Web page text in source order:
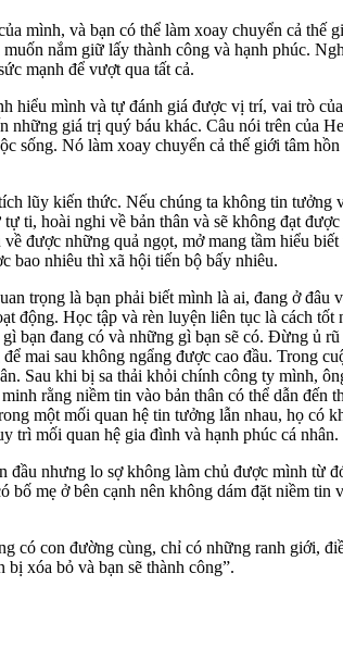
mình, và bạn có thể làm xoay chuyển cả thế
nắm giữ lấy thành công và hạnh phúc.
mạnh để vượt qua tất cả.
hiểu mình và tự đánh giá được vị trí, vai trò
những giá trị quý báu khác. Câu nói trên của
sống. Nó làm xoay chuyển cả thế giới tâm
lũy kiến thức. Nếu chúng ta không tin tưởng
ti, hoài nghi về bản thân và sẽ không đạt
được những quả ngọt, mở mang tầm hiểu
bao nhiêu thì xã hội tiến bộ bấy nhiêu.
trọng là bạn phải biết mình là ai, đang ở đâu
Học tập và rèn luyện liên tục là cách tốt
bạn đang có và những gì bạn sẽ có. Đừng ủ rũ
mai sau không ngẩng được cao đầu. Trong
Sau khi bị sa thải khỏi chính công ty mình,
rằng niềm tin vào bản thân có thể dẫn đến
một mối quan hệ tin tưởng lẫn nhau, họ có
trì mối quan hệ gia đình và hạnh phúc cá nhân.
nhưng lo sợ không làm chủ được mình từ
mẹ ở bên cạnh nên không dám đặt niềm tin
có con đường cùng, chỉ có những ranh giới,
xóa bỏ và bạn sẽ thành công”.